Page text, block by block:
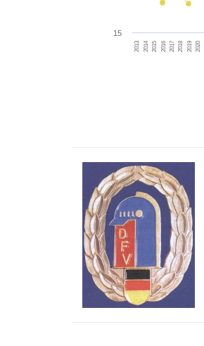
2013 2014 2015 2016 2017 2018 2019 2020
15